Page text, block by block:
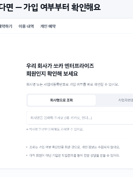
면 — 가입 여부부터 확인해요